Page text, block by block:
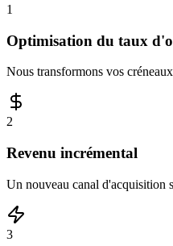
1
Optimisation du taux
Nous transformons vos
2
Revenu incrémental
Un nouveau canal d'acquisition
3